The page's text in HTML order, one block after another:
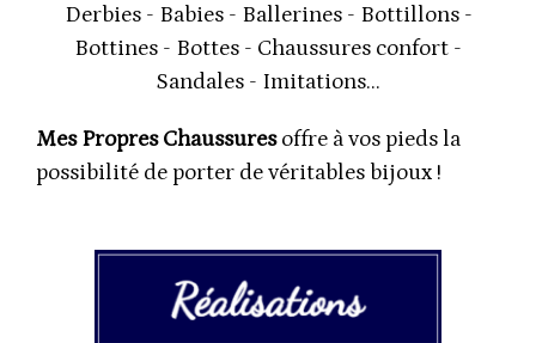
Derbies - Babies - Ballerines - Bottillons -
Bottines - Bottes - Chaussures confort -
Sandales - Imitations...
Mes Propres Chaussuresoffre à vos pieds la
possibilité de porter de véritables bijoux !